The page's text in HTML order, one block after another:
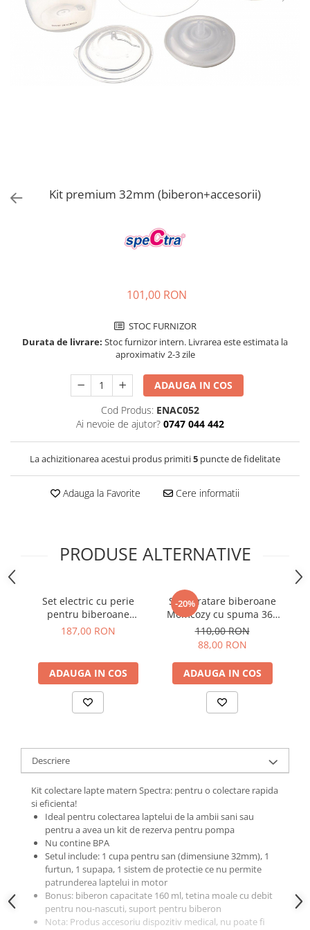
Decoratiuni
Jucarii educative
Figurine jucarii mici
Jucarii electronice
Kit premium 32mm (biberon+accesorii)
101,00 RON
STOC FURNIZOR
Durata de livrare: Stoc furnizor intern. Livrarea este estimata la
aproximativ 2-3 zile
ADAUGA IN COS
Cod Produs: ENAC052
Ai nevoie de ajutor? 0747 044 442
La achizitionarea acestui produs primiti5 puncte de fidelitate
Adauga la Favorite Cere informatii
PRODUSE ALTERNATIVE
Set electric cu perie
pentru biberoane
Momcozy 7 in 1 Green
187,00 RON
ADAUGA IN COS
-20%
Set curatare biberoane
Momcozy cu spuma 360
Push-Press Green
110,00 RON
88,00 RON
ADAUGA IN COS
Descriere
Kit colectare lapte matern Spectra: pentru o colectare rapida
si eficienta!
Ideal pentru colectarea laptelui de la ambii sani sau
pentru a avea un kit de rezerva pentru pompa
Nu contine BPA
Setul include: 1 cupa pentru san (dimensiune 32mm), 1
furtun, 1 supapa, 1 sistem de protectie ce nu permite
patrunderea laptelui in motor
Bonus: biberon capacitate 160 ml, tetina moale cu debit
pentru nou-nascuti, suport pentru biberon
Nota: Produs accesoriu dispozitiv medical, nu poate fi